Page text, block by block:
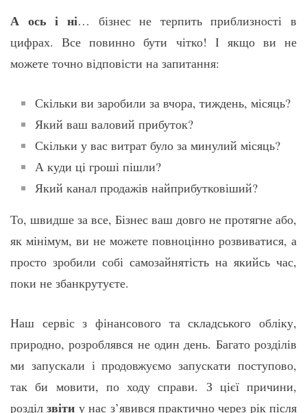
А ось і ні… бізнес не терпить приблизності в
цифрах. Все повинно бути чітко! І якщо ви не
можете точно відповісти на запитання:
Скільки ви заробили за вчора, тиждень, місяць?
Який ваш валовий прибуток?
Скільки у вас витрат було за минулий місяць?
А куди ці гроші пішли?
Який канал продажів найприбутковіший?
То, швидше за все, Бізнес ваш довго не протягне або,
як мінімум, ви не можете повноцінно розвиватися, а
просто зробили собі самозайнятість на якийсь час,
поки не збанкрутуєте.
Наш сервіс з фінансового та складського обліку,
природно, розроблявся не один день. Багато розділів
ми запускали і продовжуємо запускати поступово,
так би мовити, по ходу справи. З цієї причини,
розділзвіти у нас з’явився практично через рік після